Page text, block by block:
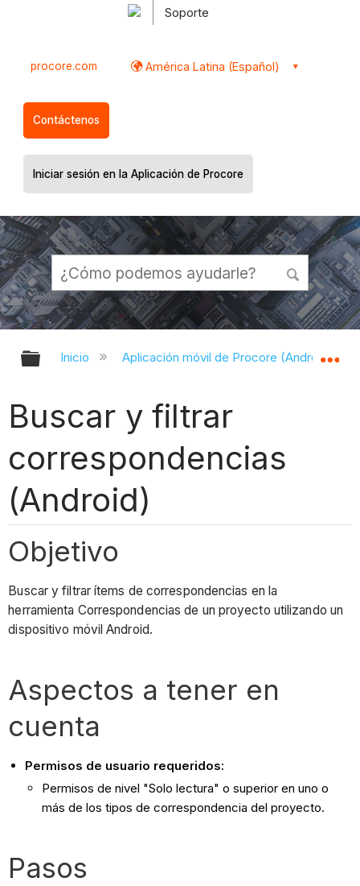
Soporte
procore.com América Latina (Español)
Contáctenos
Iniciar sesión en la Aplicación de Procore
Expandir/contraer jerarquía global
Inicio Aplicación móvil de Procore (Android)
Buscar y filtrar
correspondencias
(Android)
Objetivo
Buscar y filtrar ítems de correspondencias en la
herramienta Correspondencias de un proyecto utilizando un
dispositivo móvil Android.
Aspectos a tener en
cuenta
Permisos de usuario requeridos:
Permisos de nivel "Solo lectura" o superior en uno o
más de los tipos de correspondencia del proyecto.
Pasos